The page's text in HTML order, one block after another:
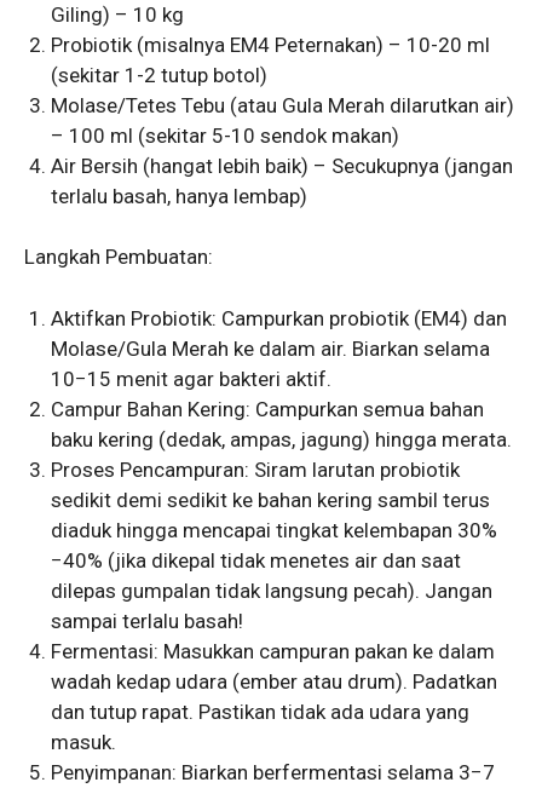
Giling) – 10 kg
Probiotik (misalnya EM4 Peternakan) – 10-20 ml
(sekitar 1-2 tutup botol)
Molase/Tetes Tebu (atau Gula Merah dilarutkan air)
– 100 ml (sekitar 5-10 sendok makan)
Air Bersih (hangat lebih baik) – Secukupnya (jangan
terlalu basah, hanya lembap)
Langkah Pembuatan:
Aktifkan Probiotik: Campurkan probiotik (EM4) dan
Molase/Gula Merah ke dalam air. Biarkan selama
10−15 menit agar bakteri aktif.
Campur Bahan Kering: Campurkan semua bahan
baku kering (dedak, ampas, jagung) hingga merata.
Proses Pencampuran: Siram larutan probiotik
sedikit demi sedikit ke bahan kering sambil terus
diaduk hingga mencapai tingkat kelembapan 30%
−40% (jika dikepal tidak menetes air dan saat
dilepas gumpalan tidak langsung pecah). Jangan
sampai terlalu basah!
Fermentasi: Masukkan campuran pakan ke dalam
wadah kedap udara (ember atau drum). Padatkan
dan tutup rapat. Pastikan tidak ada udara yang
masuk.
Penyimpanan: Biarkan berfermentasi selama 3−7